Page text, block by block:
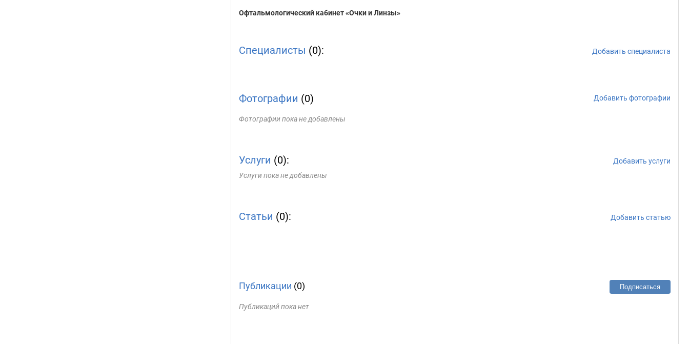
Офтальмологический кабинет «Очки и Линзы»
Специалисты (0): Добавить специалиста
Фотографии (0) Добавить фотографии
Фотографии пока не добавлены
Услуги (0):
Добавить услуги
Услуги пока не добавлены
Статьи (0): Добавить статью
Публикации (0) Подписаться
Публикаций пока нет